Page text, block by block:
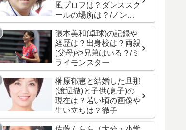
風プロフは？ダンススク
ールの場所は？/ノンフ
ィクション
張本美和(卓球)の記録や
経歴は？出身校は？両親
(父母)や兄弟はいる？/ミ
ライモンスター
榊原郁恵と結婚した旦那
(渡辺徹)と子供(息子)の
現在は？若い頃の画像や
生い立ちは？徹子